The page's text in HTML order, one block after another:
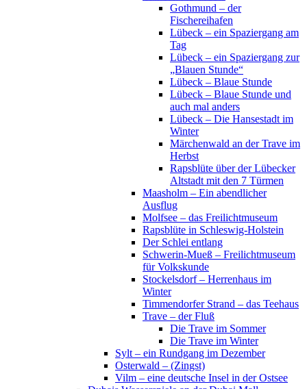
Gothmund – der
Fischereihafen
Lübeck – ein Spaziergang am
Tag
Lübeck – ein Spaziergang zur
„Blauen Stunde“
Lübeck – Blaue Stunde
Lübeck – Blaue Stunde und
auch mal anders
Lübeck – Die Hansestadt im
Winter
Märchenwald an der Trave im
Herbst
Rapsblüte über der Lübecker
Altstadt mit den 7 Türmen
Maasholm – Ein abendlicher
Ausflug
Molfsee – das Freilichtmuseum
Rapsblüte in Schleswig-Holstein
Der Schlei entlang
Schwerin-Mueß – Freilichtmuseum
für Volkskunde
Stockelsdorf – Herrenhaus im
Winter
Timmendorfer Strand – das Teehaus
Trave – der Fluß
Die Trave im Sommer
Die Trave im Winter
Sylt – ein Rundgang im Dezember
Osterwald – (Zingst)
Vilm – eine deutsche Insel in der Ostsee